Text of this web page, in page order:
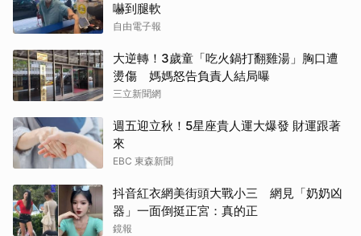
嚇到腿軟
自由電子報
大逆轉！3歲童「吃火鍋打翻雞湯」胸口遭
燙傷 媽媽怒告負責人結局曝
三立新聞網
週五迎立秋！5星座貴人運大爆發 財運跟著
來
EBC 東森新聞
抖音紅衣網美街頭大戰小三 網見「奶奶凶
器」一面倒挺正宮：真的正
鏡報
取消